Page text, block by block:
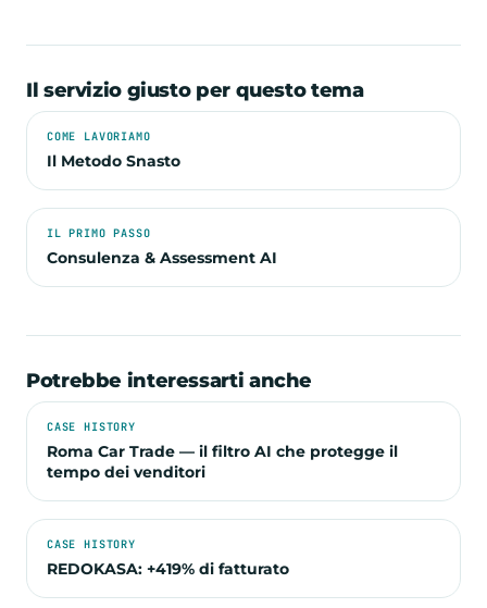
Il servizio giusto per questo tema
COME LAVORIAMO
Il Metodo Snasto
IL PRIMO PASSO
Consulenza & Assessment AI
Potrebbe interessarti anche
CASE HISTORY
Roma Car Trade — il filtro AI che protegge il
tempo dei venditori
CASE HISTORY
REDOKASA: +419% di fatturato